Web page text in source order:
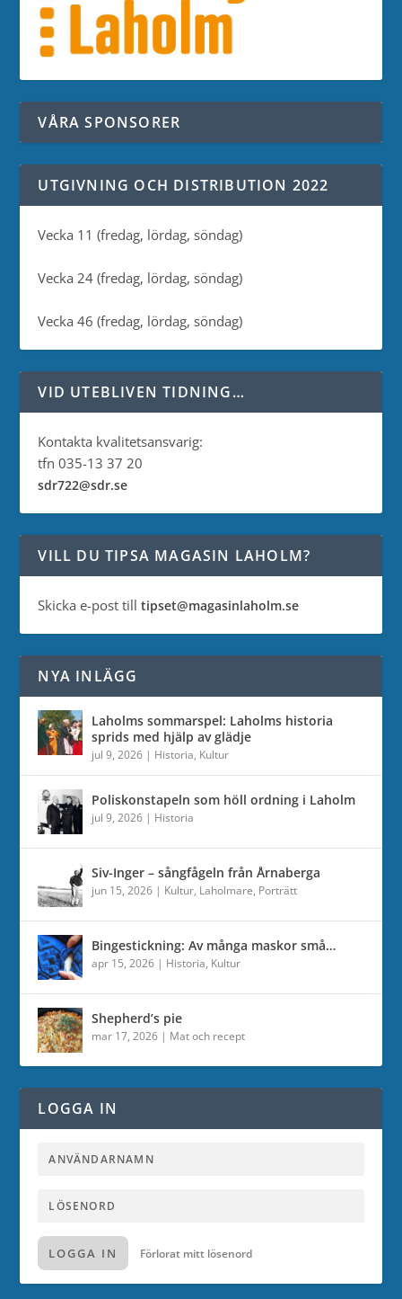
VÅRA SPONSORER
UTGIVNING OCH DISTRIBUTION 2022
Vecka 11 (fredag, lördag, söndag)
Vecka 24 (fredag, lördag, söndag)
Vecka 46 (fredag, lördag, söndag)
VID UTEBLIVEN TIDNING…
Kontakta kvalitetsansvarig:
tfn 035-13 37 20
sdr722@sdr.se
VILL DU TIPSA MAGASIN LAHOLM?
Skicka e-post tilltipset@magasinlaholm.se
NYA INLÄGG
Laholms sommarspel: Laholms historia
sprids med hjälp av glädje
jul 9, 2026 | Historia, Kultur
Poliskonstapeln som höll ordning i Laholm
jul 9, 2026 | Historia
Siv-Inger – sångfågeln från Årnaberga
jun 15, 2026 | Kultur, Laholmare, Porträtt
Bingestickning: Av många maskor små…
apr 15, 2026 | Historia, Kultur
Shepherd’s pie
mar 17, 2026 | Mat och recept
LOGGA IN
LOGGA IN Förlorat mitt lösenord